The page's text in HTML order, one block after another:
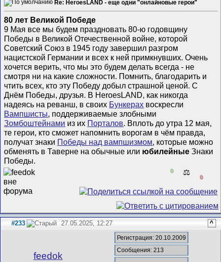
Re: HeroesLAND - еще одни "онлайновые герои"
80 лет Великой Победе
9 Мая все мы будем праздновать 80-ю годовщину
Победы в Великой Отечественной войне, которой
Советский Союз в 1945 году завершил разгром
нацистской Германии и всех к ней примкнувших. Очень
хочется верить, что мы это будем делать всегда - не
смотря ни на какие сложности. Помнить, благодарить и
чтить всех, кто эту Победу добыл страшной ценой. С
Днём Победы, друзья. В HeroesLAND, как никогда
надеясь на реванш, в своих Бункерах воскресли
Вампшисты, поддерживаемые злобными
Зомбоштейнами из их Порталов. Вплоть до утра 12 мая,
те герои, кто сможет напомнить ворогам в чём правда,
получат знаки Победы над вампшизмом, которые можно
обменять в Таверне на обычные или юбилейные Знаки
Победы.
0 ⚖️
0
#233 27.05.2025, 12:27 ^
feedok
Регистрация: 20.10.2009
Сообщения: 213